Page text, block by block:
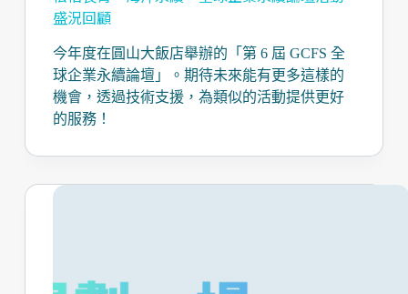
盛況回顧
今年度在圓山大飯店舉辦的「第 6 屆 GCFS 全
球企業永續論壇」。期待未來能有更多這樣的
機會，透過技術支援，為類似的活動提供更好
的服務！